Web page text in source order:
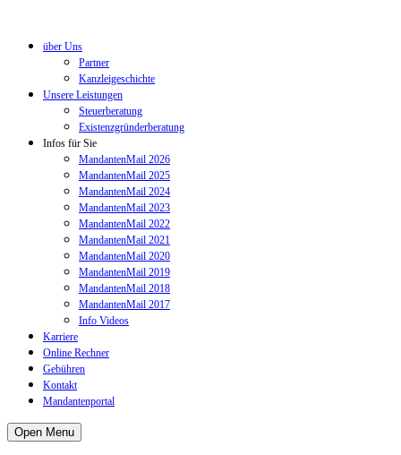
über Uns
Partner
Kanzleigeschichte
Unsere Leistungen
Steuerberatung
Existenzgründerberatung
Infos für Sie
MandantenMail 2026
MandantenMail 2025
MandantenMail 2024
MandantenMail 2023
MandantenMail 2022
MandantenMail 2021
MandantenMail 2020
MandantenMail 2019
MandantenMail 2018
MandantenMail 2017
Info Videos
Karriere
Online Rechner
Gebühren
Kontakt
Mandantenportal
Open Menu